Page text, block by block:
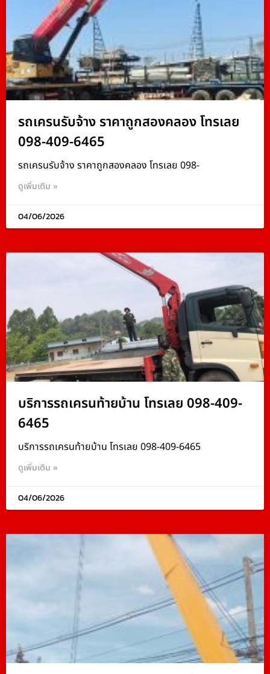
รถเครนรับจ้าง ราคาถูกสองคลอง โทรเลย
098-409-6465
รถเครนรับจ้าง ราคาถูกสองคลอง โทรเลย 098-
ดูเพิ่มเติม »
04/06/2026
บริการรถเครนท้ายบ้าน โทรเลย 098-409-
6465
บริการรถเครนท้ายบ้าน โทรเลย 098-409-6465
ดูเพิ่มเติม »
04/06/2026